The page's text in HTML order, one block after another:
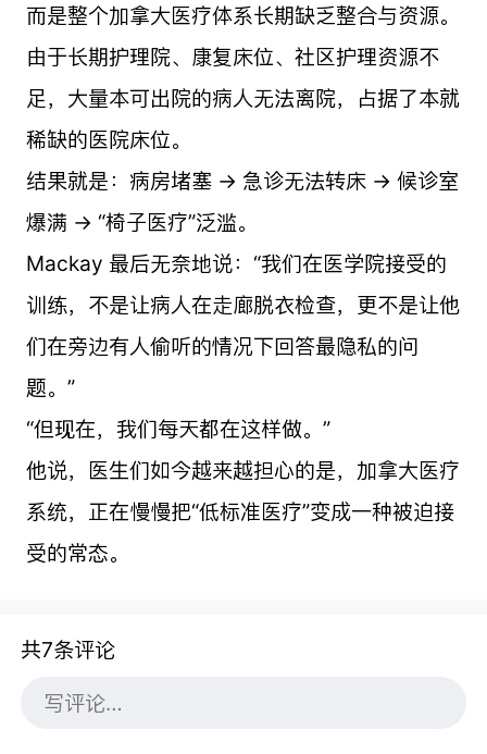
而是整个加拿大医疗体系长期缺乏整合与资源。
由于长期护理院、康复床位、社区护理资源不
足，大量本可出院的病人无法离院，占据了本就
稀缺的医院床位。
结果就是：病房堵塞 → 急诊无法转床 → 候诊室
爆满 → “椅子医疗”泛滥。
Mackay 最后无奈地说：“我们在医学院接受的
训练，不是让病人在走廊脱衣检查，更不是让他
们在旁边有人偷听的情况下回答最隐私的问
题。”
“但现在，我们每天都在这样做。”
他说，医生们如今越来越担心的是，加拿大医疗
系统，正在慢慢把“低标准医疗”变成一种被迫接
受的常态。
共7条评论